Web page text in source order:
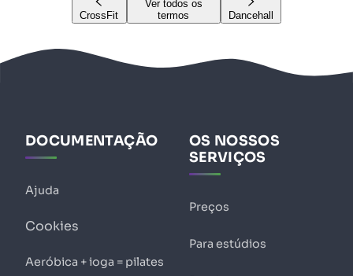
CrossFit
Ver todos os
termos
Dancehall
DOCUMENTAÇÃO
Ajuda
Cookies
Aeróbica + ioga = pilates
OS NOSSOS
SERVIÇOS
Preços
Para estúdios